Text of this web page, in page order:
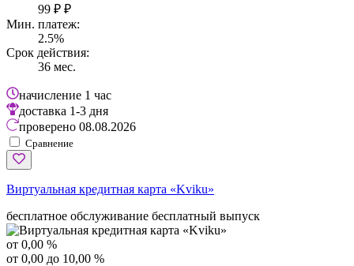
99 ₽ ₽
Мин. платеж:
2.5%
Срок действия:
36 мес.
начисление 1 час
доставка 1-3 дня
проверено 08.08.2026
Сравнение
Виртуальная кредитная карта «Kviku»
бесплатное обслуживание бесплатный выпуск
от 0,00 %
от 0,00 до 10,00 %